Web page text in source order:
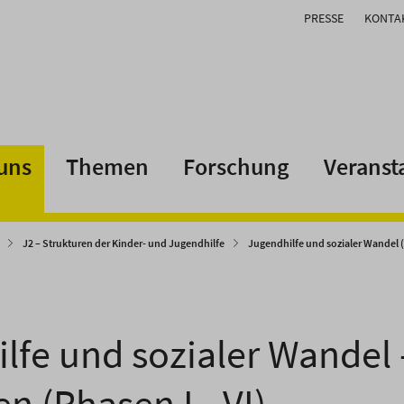
PRESSE
Themen Forschung
J2 – Strukturen der Kinder- und Jugendhilfe Jugendhilfe und sozialer Wandel
und sozialer